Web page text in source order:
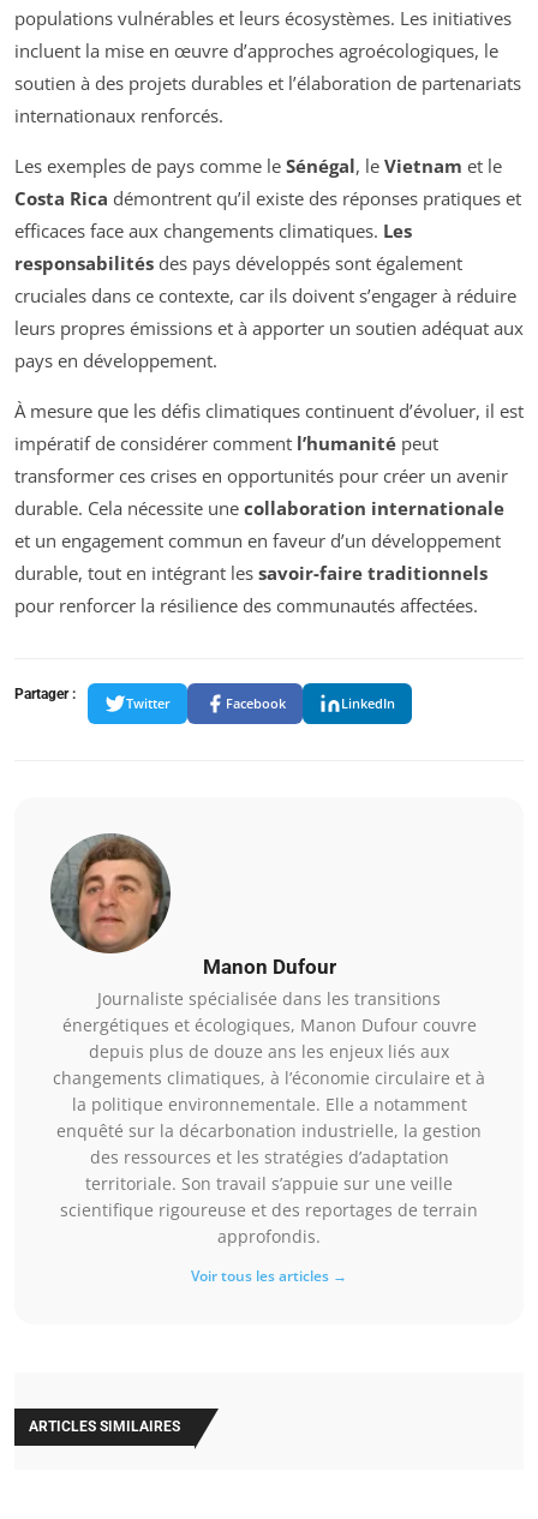
populations vulnérables et leurs écosystèmes. Les initiatives
incluent la mise en œuvre d’approches agroécologiques, le
soutien à des projets durables et l’élaboration de partenariats
internationaux renforcés.
Les exemples de pays comme le Sénégal, le Vietnam et le
Costa Rica démontrent qu’il existe des réponses pratiques et
efficaces face aux changements climatiques. Les
responsabilités des pays développés sont également
cruciales dans ce contexte, car ils doivent s’engager à réduire
leurs propres émissions et à apporter un soutien adéquat aux
pays en développement.
À mesure que les défis climatiques continuent d’évoluer, il est
impératif de considérer comment l’humanité peut
transformer ces crises en opportunités pour créer un avenir
durable. Cela nécessite une collaboration internationale
et un engagement commun en faveur d’un développement
durable, tout en intégrant les savoir-faire traditionnels
pour renforcer la résilience des communautés affectées.
Partager :
Twitter Facebook LinkedIn
Manon Dufour
Journaliste spécialisée dans les transitions
énergétiques et écologiques, Manon Dufour couvre
depuis plus de douze ans les enjeux liés aux
changements climatiques, à l’économie circulaire et à
la politique environnementale. Elle a notamment
enquêté sur la décarbonation industrielle, la gestion
des ressources et les stratégies d’adaptation
territoriale. Son travail s’appuie sur une veille
scientifique rigoureuse et des reportages de terrain
approfondis.
Voir tous les articles →
ARTICLES SIMILAIRES